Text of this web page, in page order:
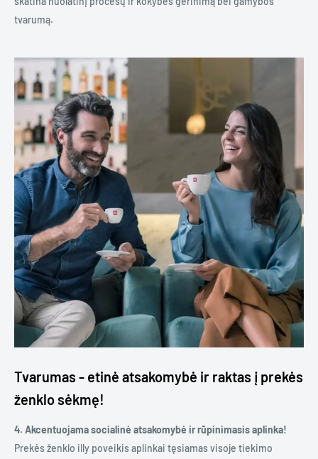
tvarumą.
Tvarumas - etinė atsakomybė ir raktas į prekės
ženklo sėkmę!
4. Akcentuojama socialinė atsakomybė ir rūpinimasis aplinka!
Prekės ženklo illy poveikis aplinkai tęsiamas visoje tiekimo